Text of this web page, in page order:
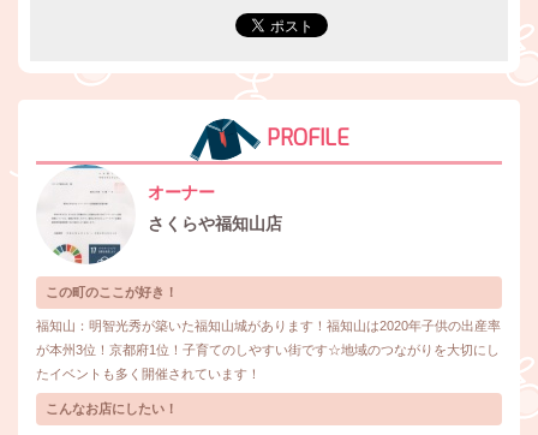
PROFILE
オーナー
さくらや福知山店
この町のここが好き！
福知山：明智光秀が築いた福知山城があります！福知山は2020年子供の出産率
が本州3位！京都府1位！子育てのしやすい街です☆地域のつながりを大切にし
たイベントも多く開催されています！
こんなお店にしたい！